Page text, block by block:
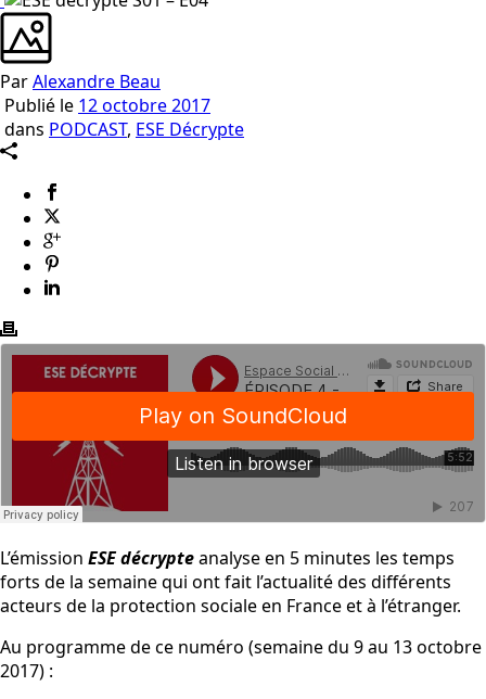
ParAlexandre Beau
Publié le 12 octobre 2017
dans PODCAST, ESE Décrypte
L’émission ESE décrypteanalyse en 5 minutes les temps
forts de la semaine qui ont fait l’actualité des différents
acteurs de la protection sociale en France et à l’étranger.
Au programme de ce numéro (semaine du 9 au 13 octobre
2017) :